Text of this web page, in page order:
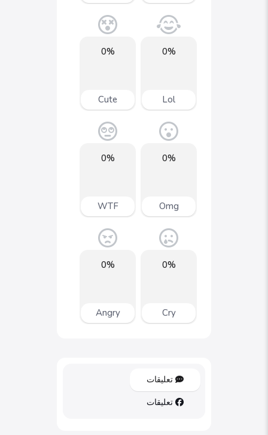
0%
Lol
0%
Cute
0%
Omg
0%
WTF
0%
Cry
0%
Angry
تعليقات
تعليقات